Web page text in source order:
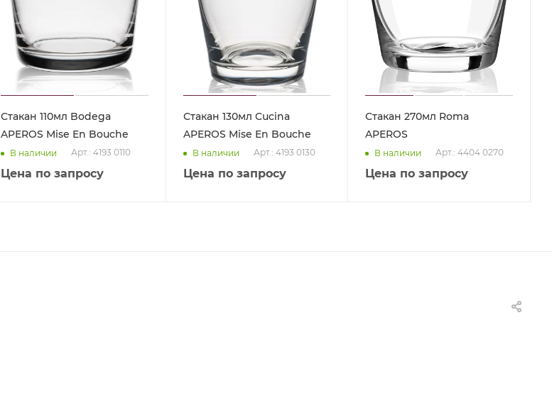
Стакан 110мл Bodega
APEROS Mise En Bouche
В наличии Арт.: 4193 0110
Цена по запросу
Стакан 130мл Cucina
APEROS Mise En Bouche
В наличии Арт.: 4193 0130
Цена по запросу
Стакан 270мл Roma
APEROS
В наличии Арт.: 4404 0270
Цена по запросу